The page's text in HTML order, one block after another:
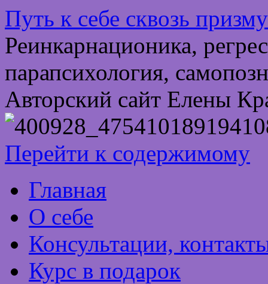
Путь к себе сквозь
Реинкарнационика,
парапсихология,
Авторский сайт Елены
Перейти к содержимому
Главная
О себе
Консультации,
Курс в подарок